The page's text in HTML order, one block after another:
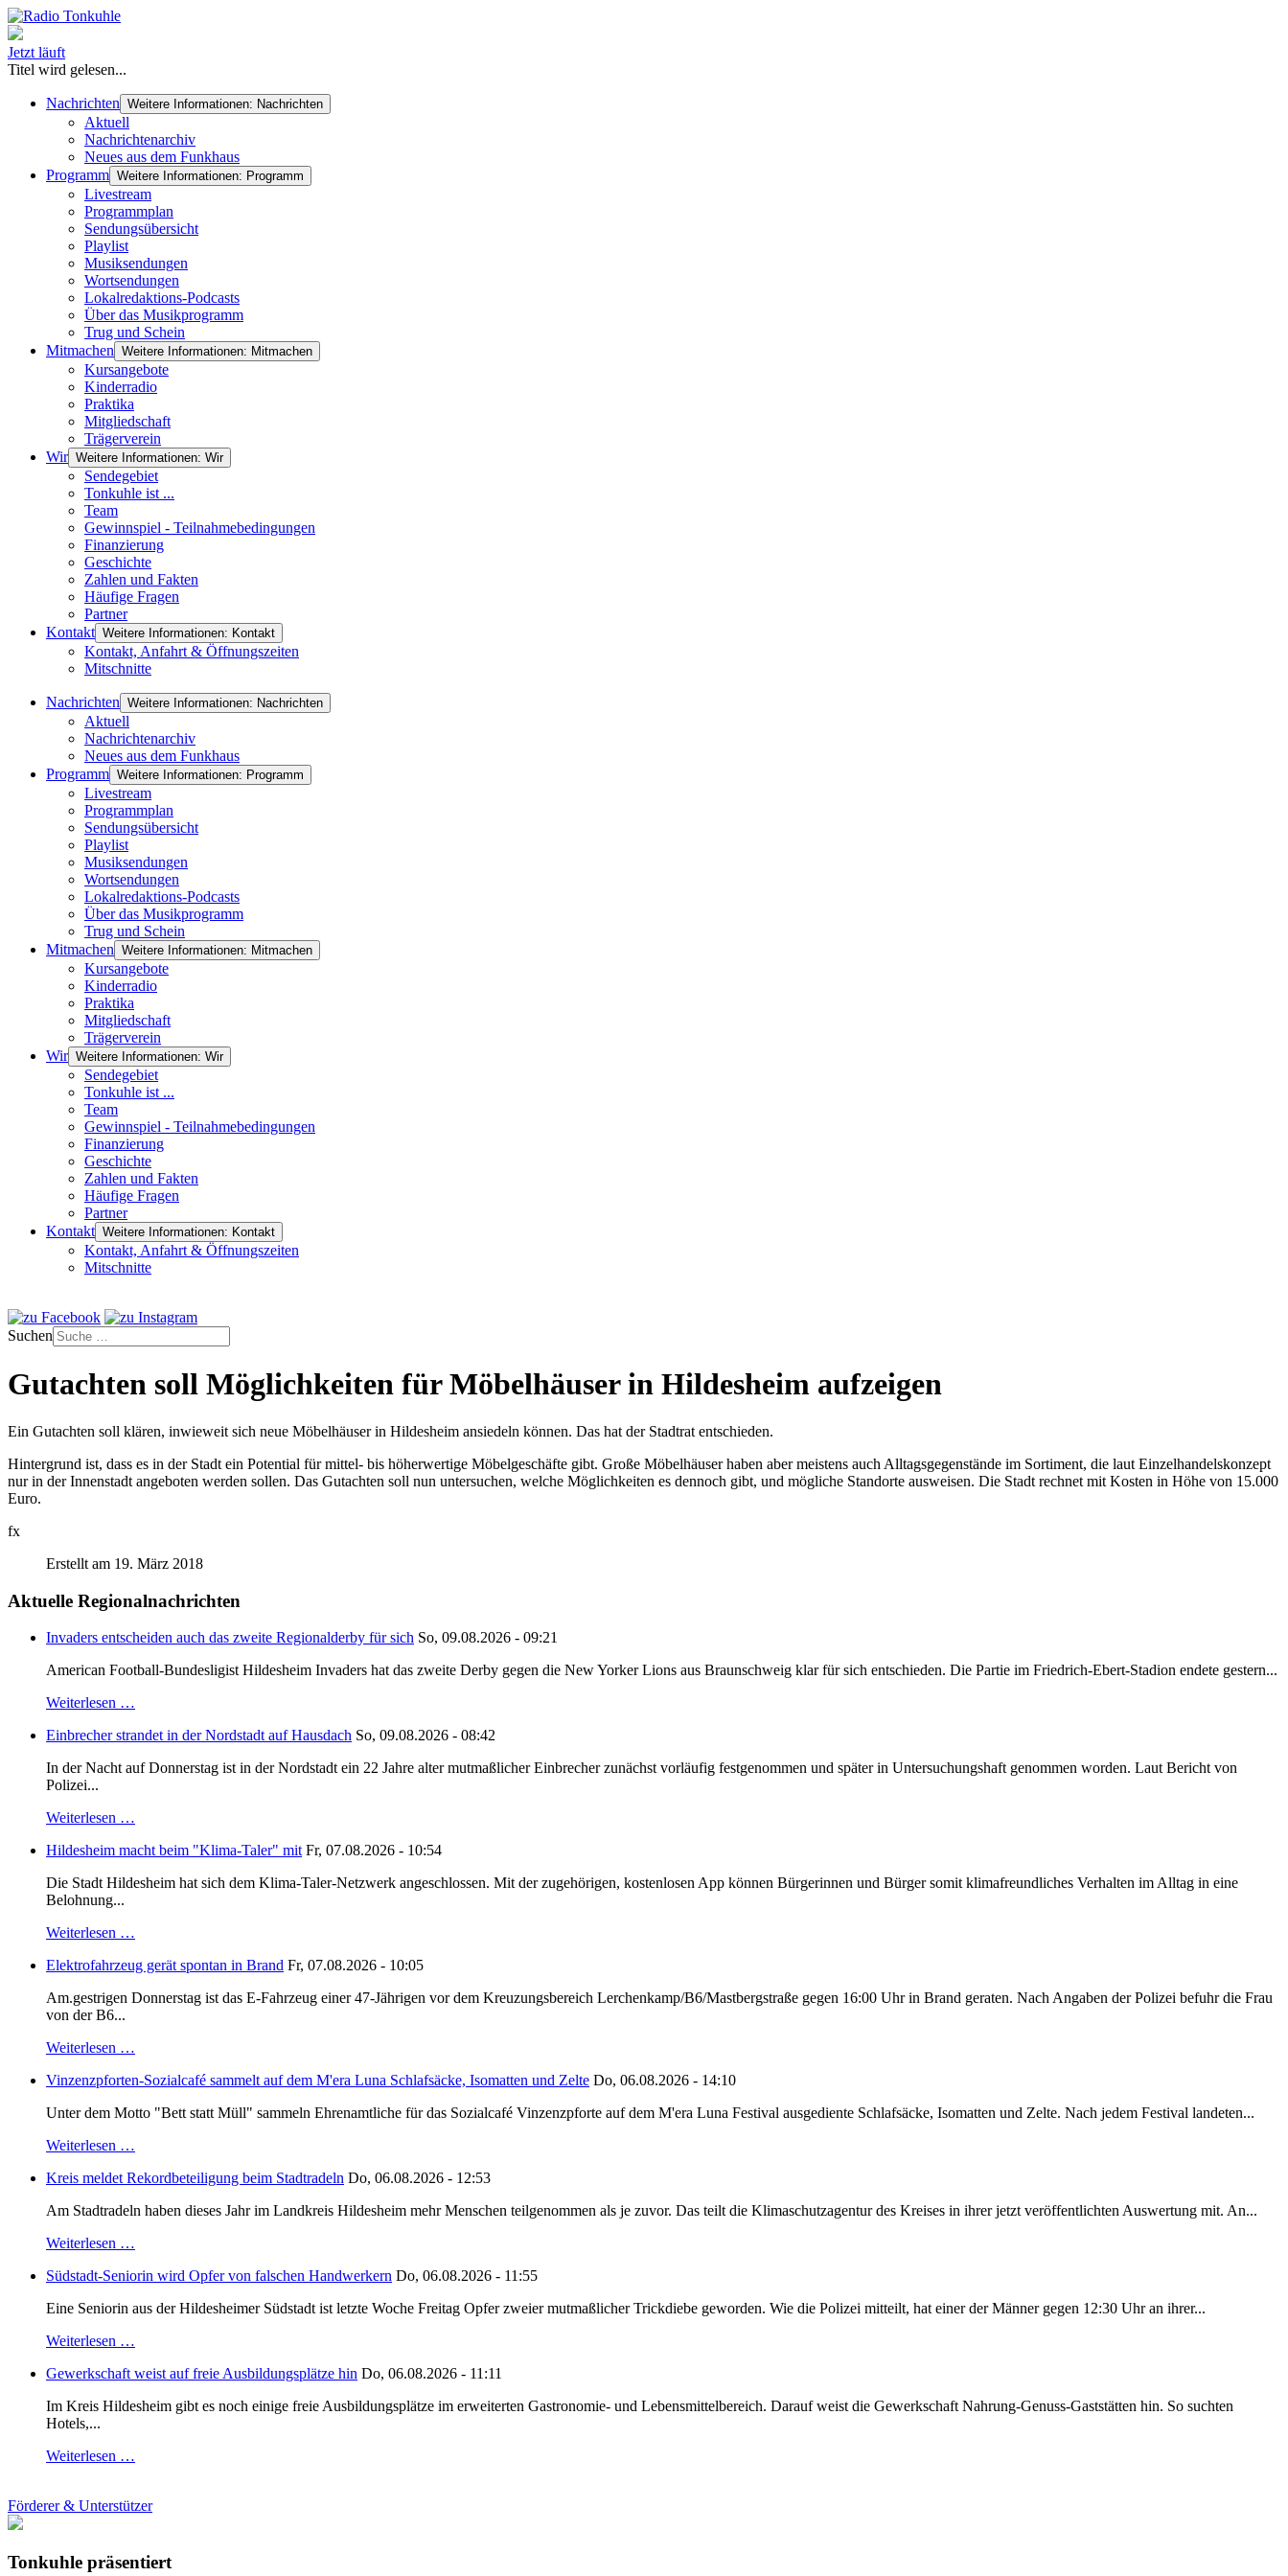
Jetzt läuft
Titel wird gelesen...
Nachrichten Weitere Informationen: Nachrichten
Aktuell
Nachrichtenarchiv
Neues aus dem Funkhaus
Programm Weitere Informationen: Programm
Livestream
Programmplan
Sendungsübersicht
Playlist
Musiksendungen
Wortsendungen
Lokalredaktions-Podcasts
Über das Musikprogramm
Trug und Schein
Mitmachen Weitere Informationen: Mitmachen
Kursangebote
Kinderradio
Praktika
Mitgliedschaft
Trägerverein
Wir Weitere Informationen: Wir
Sendegebiet
Tonkuhle ist ...
Team
Gewinnspiel - Teilnahmebedingungen
Finanzierung
Geschichte
Zahlen und Fakten
Häufige Fragen
Partner
Kontakt Weitere Informationen: Kontakt
Kontakt, Anfahrt & Öffnungszeiten
Mitschnitte
Nachrichten Weitere Informationen: Nachrichten
Aktuell
Nachrichtenarchiv
Neues aus dem Funkhaus
Programm Weitere Informationen: Programm
Livestream
Programmplan
Sendungsübersicht
Playlist
Musiksendungen
Wortsendungen
Lokalredaktions-Podcasts
Über das Musikprogramm
Trug und Schein
Mitmachen Weitere Informationen: Mitmachen
Kursangebote
Kinderradio
Praktika
Mitgliedschaft
Trägerverein
Wir Weitere Informationen: Wir
Sendegebiet
Tonkuhle ist ...
Team
Gewinnspiel - Teilnahmebedingungen
Finanzierung
Geschichte
Zahlen und Fakten
Häufige Fragen
Partner
Kontakt Weitere Informationen: Kontakt
Kontakt, Anfahrt & Öffnungszeiten
Mitschnitte
Suchen
Gutachten soll Möglichkeiten für Möbelhäuser in Hildesheim aufzeigen
Ein Gutachten soll klären, inwieweit sich neue Möbelhäuser in Hildesheim ansiedeln können. Das hat der Stadtrat entschieden.
Hintergrund ist, dass es in der Stadt ein Potential für mittel- bis höherwertige Möbelgeschäfte gibt. Große Möbelhäuser haben aber meistens auch Alltagsgegenstände im Sortiment, die laut Einzelhandelskonzept
nur in der Innenstadt angeboten werden sollen. Das Gutachten soll nun untersuchen, welche Möglichkeiten es dennoch gibt, und mögliche Standorte ausweisen. Die Stadt rechnet mit Kosten in Höhe von 15.000
Euro.
fx
Erstellt am 19. März 2018
Aktuelle Regionalnachrichten
Invaders entscheiden auch das zweite Regionalderby für sich So, 09.08.2026 - 09:21
American Football-Bundesligist Hildesheim Invaders hat das zweite Derby gegen die New Yorker Lions aus Braunschweig klar für sich entschieden. Die Partie im Friedrich-Ebert-Stadion endete gestern...
Weiterlesen …
Einbrecher strandet in der Nordstadt auf Hausdach So, 09.08.2026 - 08:42
In der Nacht auf Donnerstag ist in der Nordstadt ein 22 Jahre alter mutmaßlicher Einbrecher zunächst vorläufig festgenommen und später in Untersuchungshaft genommen worden. Laut Bericht von
Polizei...
Weiterlesen …
Hildesheim macht beim "Klima-Taler" mit Fr, 07.08.2026 - 10:54
Die Stadt Hildesheim hat sich dem Klima-Taler-Netzwerk angeschlossen. Mit der zugehörigen, kostenlosen App können Bürgerinnen und Bürger somit klimafreundliches Verhalten im Alltag in eine
Belohnung...
Weiterlesen …
Elektrofahrzeug gerät spontan in Brand Fr, 07.08.2026 - 10:05
Am.gestrigen Donnerstag ist das E-Fahrzeug einer 47-Jährigen vor dem Kreuzungsbereich Lerchenkamp/B6/Mastbergstraße gegen 16:00 Uhr in Brand geraten. Nach Angaben der Polizei befuhr die Frau
von der B6...
Weiterlesen …
Vinzenzpforten-Sozialcafé sammelt auf dem M'era Luna Schlafsäcke, Isomatten und Zelte Do, 06.08.2026 - 14:10
Unter dem Motto "Bett statt Müll" sammeln Ehrenamtliche für das Sozialcafé Vinzenzpforte auf dem M'era Luna Festival ausgediente Schlafsäcke, Isomatten und Zelte. Nach jedem Festival landeten...
Weiterlesen …
Kreis meldet Rekordbeteiligung beim Stadtradeln Do, 06.08.2026 - 12:53
Am Stadtradeln haben dieses Jahr im Landkreis Hildesheim mehr Menschen teilgenommen als je zuvor. Das teilt die Klimaschutzagentur des Kreises in ihrer jetzt veröffentlichten Auswertung mit. An...
Weiterlesen …
Südstadt-Seniorin wird Opfer von falschen Handwerkern Do, 06.08.2026 - 11:55
Eine Seniorin aus der Hildesheimer Südstadt ist letzte Woche Freitag Opfer zweier mutmaßlicher Trickdiebe geworden. Wie die Polizei mitteilt, hat einer der Männer gegen 12:30 Uhr an ihrer...
Weiterlesen …
Gewerkschaft weist auf freie Ausbildungsplätze hin Do, 06.08.2026 - 11:11
Im Kreis Hildesheim gibt es noch einige freie Ausbildungsplätze im erweiterten Gastronomie- und Lebensmittelbereich. Darauf weist die Gewerkschaft Nahrung-Genuss-Gaststätten hin. So suchten
Hotels,...
Weiterlesen …
Förderer & Unterstützer
Tonkuhle präsentiert